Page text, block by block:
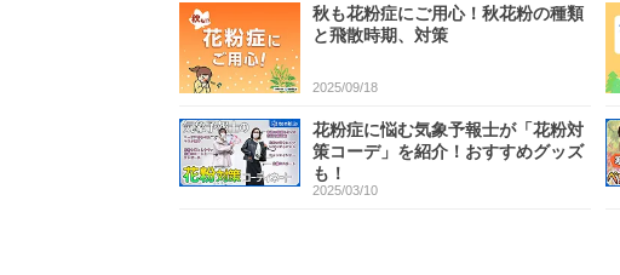
秋も花粉症にご用心！秋花粉の種類
と飛散時期、対策
2025/09/18
花粉症に悩む気象予報士が「花粉対
策コーデ」を紹介！おすすめグッズ
も！
2025/03/10